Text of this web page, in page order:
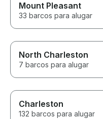
Mount Pleasant
33 barcos para alugar
North Charleston
7 barcos para alugar
Charleston
132 barcos para alugar